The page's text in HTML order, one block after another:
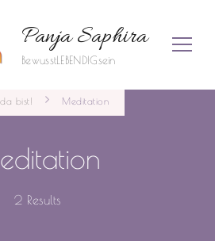
Panja Saphira
BewusstLEBENDIGsein
bist! Meditation
2 Results